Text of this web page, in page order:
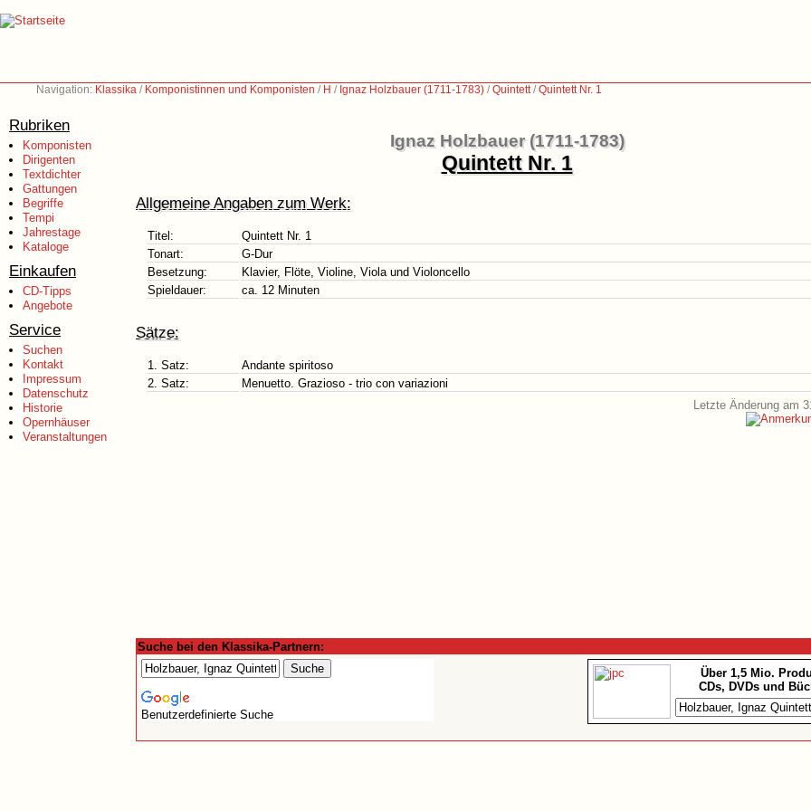
Navigation: Klassika / Komponistinnen und Komponisten / H / Ignaz Holzbauer (1711-1783) /Quintett/Quintett Nr. 1
Rubriken
Komponisten
Dirigenten
Textdichter
Gattungen
Begriffe
Tempi
Jahrestage
Kataloge
Einkaufen
CD-Tipps
Angebote
Service
Suchen
Kontakt
Impressum
Datenschutz
Historie
Opernhäuser
Veranstaltungen
Ignaz Holzbauer (1711-1783)
Quintett Nr. 1
Allgemeine Angaben zum Werk:
Titel:
Quintett Nr. 1
Tonart:
G-Dur
Besetzung:
Klavier, Flöte, Violine, Viola und Violoncello
Spieldauer:
ca. 12 Minuten
Sätze:
1. Satz:
Andante spiritoso
2. Satz:
Menuetto. Grazioso - trio con variazioni
Letzte Änderung am
Suche bei den Klassika-Partnern:
Benutzerdefinierte Suche
Über 1,5 Mio.
CDs, DVDs und